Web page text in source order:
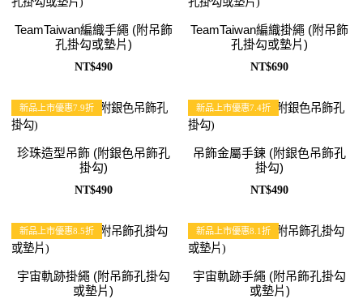
TeamTaiwan編織手繩 (附吊飾
孔掛勾或墊片)
NT$490
TeamTaiwan編織掛繩 (附吊飾
孔掛勾或墊片)
NT$690
新品上市優惠7.9折
珍珠造型吊飾 (附銀色吊飾孔
掛勾)
NT$490
新品上市優惠7.4折
吊飾金屬手鍊 (附銀色吊飾孔
掛勾)
NT$490
新品上市優惠8.5折
宇宙軌跡掛繩 (附吊飾孔掛勾
或墊片)
新品上市優惠8.1折
宇宙軌跡手繩 (附吊飾孔掛勾
或墊片)